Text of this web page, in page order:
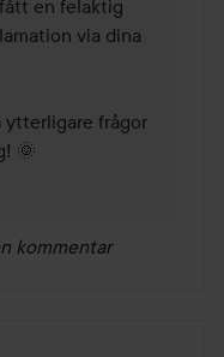
en felaktig
via dina
ytterligare frågor
🌞
kommentar